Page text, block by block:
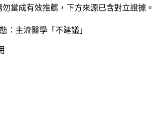
成有效推薦，下方來源已含對立證據。
主流醫學「不建議」